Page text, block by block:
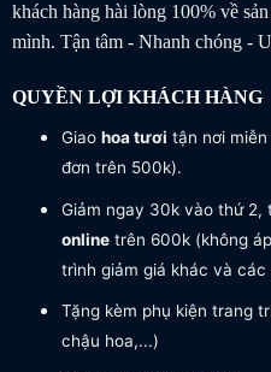
khách hàng hài lòng 100% về
mình. Tận tâm - Nhanh chóng -
QUYỀN LỢI KHÁCH HÀNG
Giao hoa tươi tận nơi
đơn trên 500k).
Giảm ngay 30k vào thứ 2,
onlinetrên 600k (không
trình giảm giá khác và
Tặng kèm phụ kiện trang
chậu hoa,...)